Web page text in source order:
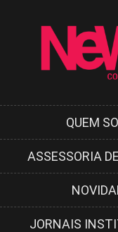
QUEM
ASSESSORIA
JORNAIS